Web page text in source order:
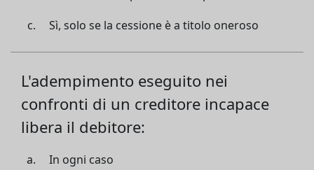
Sì, solo se la cessione è a titolo oneroso
L'adempimento eseguito nei
confronti di un creditore incapace
libera il debitore:
In ogni caso